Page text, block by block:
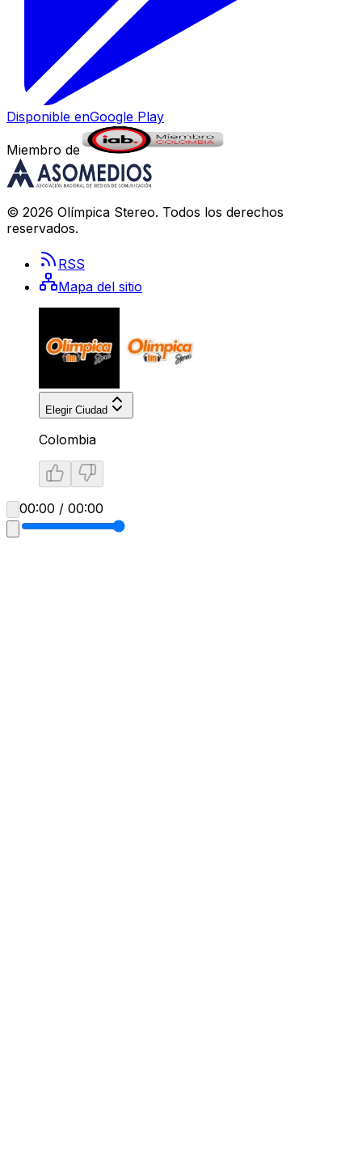
Disponible enGoogle Play
Miembro de
© 2026 Olímpica Stereo. Todos los derechos
reservados.
RSS
Mapa del sitio
Elegir Ciudad
Colombia
00:00 / 00:00